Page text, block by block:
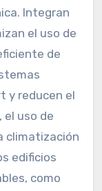
Integran
el uso de
de
y reducen el
el uso de
climatización
edificios
como